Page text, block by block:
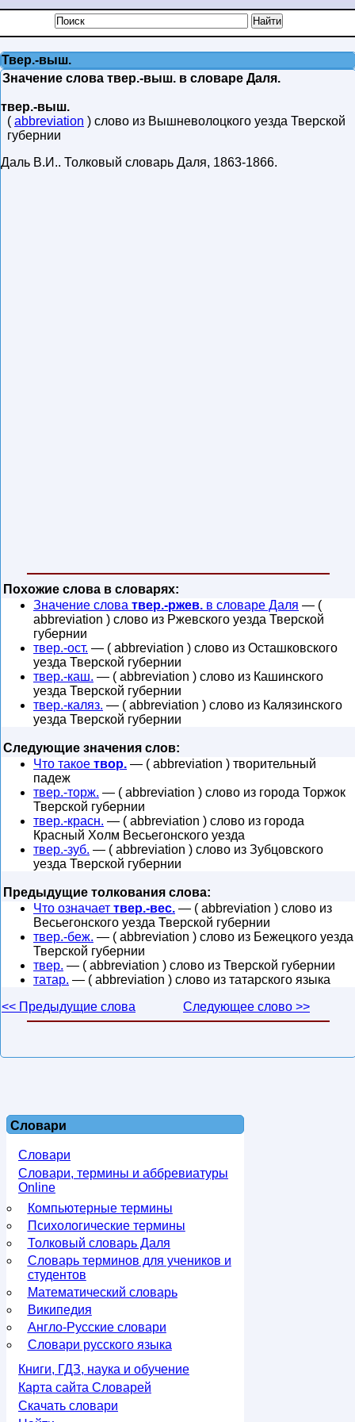
Твер.-выш.
Значение слова твер.-выш. в словаре Даля.
твер.-выш.
( abbreviation ) слово из Вышневолоцкого уезда Тверской
губернии
Даль В.И.. Толковый словарь Даля, 1863-1866.
Похожие слова в словарях:
Значение слова твер.-ржев. в словаре Даля — (
abbreviation ) слово из Ржевского уезда Тверской
губернии
твер.-ост. — ( abbreviation ) слово из Осташковского
уезда Тверской губернии
твер.-каш. — ( abbreviation ) слово из Кашинского
уезда Тверской губернии
твер.-каляз. — ( abbreviation ) слово из Калязинского
уезда Тверской губернии
Следующие значения слов:
Что такое твор. — ( abbreviation ) творительный
падеж
твер.-торж. — ( abbreviation ) слово из города Торжок
Тверской губернии
твер.-красн. — ( abbreviation ) слово из города
Красный Холм Весьегонского уезда
твер.-зуб. — ( abbreviation ) слово из Зубцовского
уезда Тверской губернии
Предыдущие толкования слова:
Что означает твер.-вес. — ( abbreviation ) слово из
Весьегонского уезда Тверской губернии
твер.-беж. — ( abbreviation ) слово из Бежецкого уезда
Тверской губернии
твер. — ( abbreviation ) слово из Тверской губернии
татар. — ( abbreviation ) слово из татарского языка
<< Предыдущие слова
Следующее слово >>
Словари
Словари
Словари, термины и аббревиатуры
Online
Компьютерные термины
Психологические термины
Толковый словарь Даля
Словарь терминов для учеников и
студентов
Математический словарь
Википедия
Англо-Русские словари
Словари русского языка
Книги, ГДЗ, наука и обучение
Карта сайта Словарей
Скачать словари